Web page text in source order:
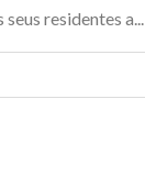
residentes a...